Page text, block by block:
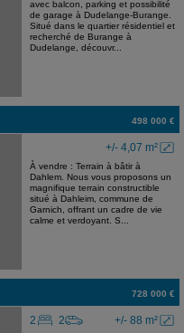
avec balcon, parking et possibilité
de garage à Dudelange-Burange.
Situé dans le quartier résidentiel et
recherché de Burange à
Dudelange, découvr...
498 000 €
+/- 4,07 m²
À vendre : Terrain à bâtir à
Dahlem. Nous vous proposons un
magnifique terrain constructible
situé à Dahleim, commune de
Garnich, offrant un cadre de vie
calme et verdoyant. S...
728 000 €
+/- 88 m²
2 2